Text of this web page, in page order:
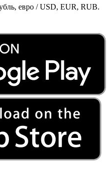
евро / USD, EUR, RUB.